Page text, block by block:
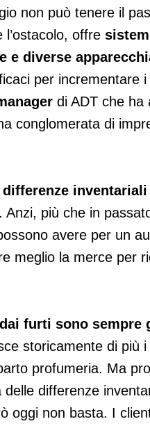
non può tenere il
offre
e diverse
per incrementare
di ADT che ha
conglomerata di
Anzi, più che in
avere per un
meglio la merce per
furti sono sempre
storicamente di più
profumeria. Ma
delle differenze
oggi non basta. I